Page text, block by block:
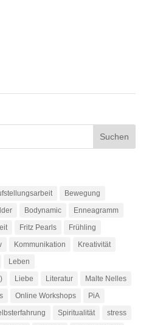
Bewegung
Bodynamic
Enneagramm
Fritz Pearls
Frühling
Kommunikation
Kreativität
Leben
Liebe Literatur
Malte Nelles
Online Workshops
PiA
Spiritualität
stress